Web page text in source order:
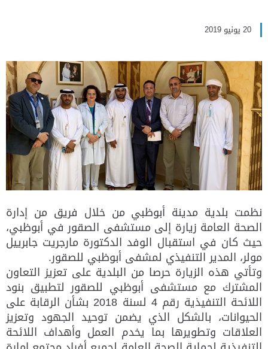
20 يونيو 2019
نظمت بلدية مدينة أبوظبي من خلال فريق من إدارة
الصحة العامة زيارة إلى مستشفى الصقور في أبوظبي،
حيث كان في استقبال الوفد الدكتورة مارجريت جابرييل
مولر، المدير التنفيذي لمشفى أبوظبي للصقور.
وتأتي هذه الزيارة حرصا من البلدية على تعزيز التعاون
المشترك مع مستشفى أبوظبي للصقور لتطبيق بنود
اللائحة التنفيذية رقم 4 لسنة 2018 بشأن الرقابة على
الحيوانات، بالشكل الذي يضمن توحيد الجهود وتعزيز
العلاقات وتطويرها بما يخدم العمل وأهداف اللائحة